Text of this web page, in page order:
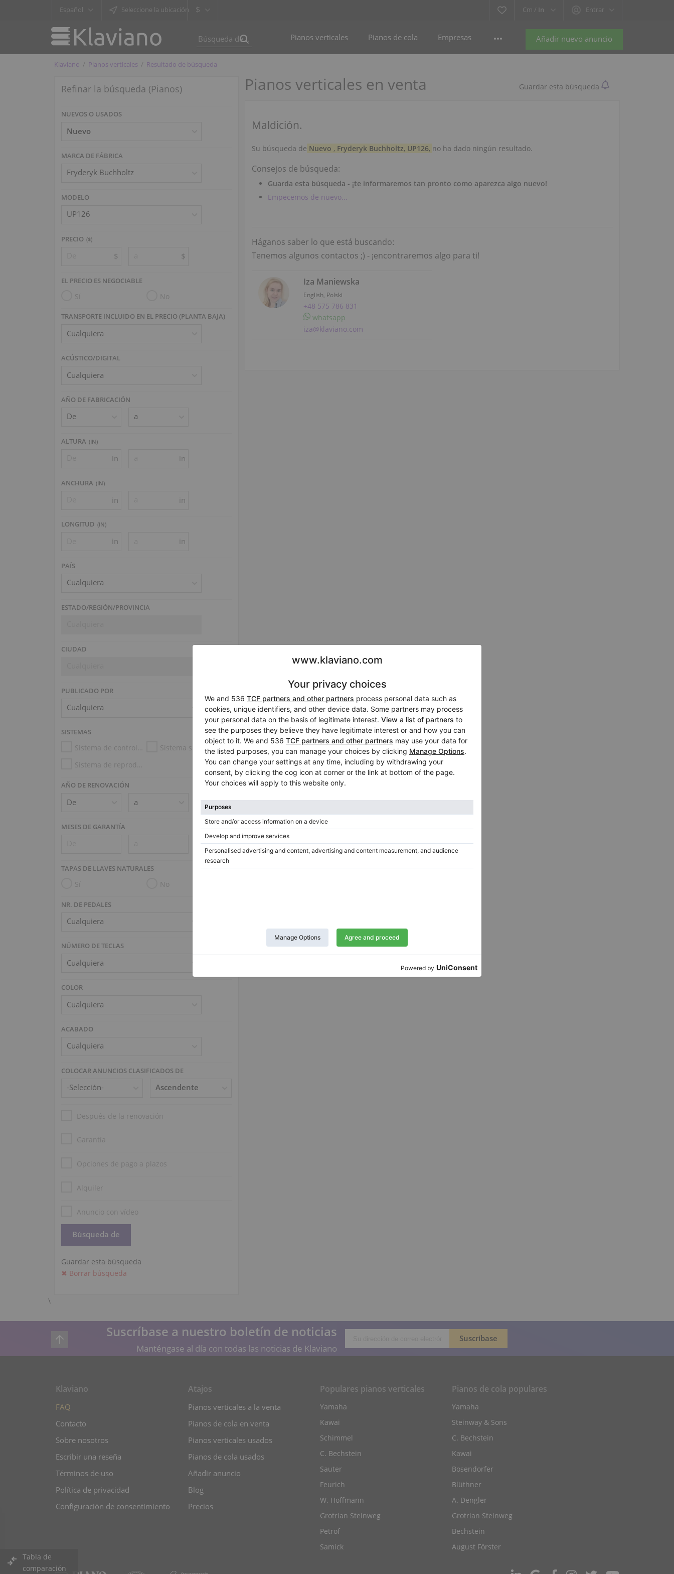
Español Seleccione la ubicación $ Cm / In Entrar
Añadir nuevo anuncio
Pianos verticales Pianos de cola Empresas
Klaviano Pianos verticales Resultado de búsqueda
Refinar la búsqueda (Pianos)
NUEVOS O USADOS
MARCA DE FÁBRICA
Fryderyk Buchholtz
MODELO
UP126
PRECIO ($)
$ $
EL PRECIO ES NEGOCIABLE
Sí No
TRANSPORTE INCLUIDO EN EL PRECIO (PLANTA BAJA)
ACÚSTICO/DIGITAL
AÑO DE FABRICACIÓN
ALTURA (IN)
in in
ANCHURA (IN)
in in
LONGITUD (IN)
in in
PAÍS
Cualquiera
ESTADO/REGIÓN/PROVINCIA
CIUDAD
PUBLICADO POR
SISTEMAS
Sistema de control de la humedad
Sistema silencioso
Sistema de reproducción (e.g. Disklavier, PianoDisc)
AÑO DE RENOVACIÓN
MESES DE GARANTÍA
TAPAS DE LLAVES NATURALES
Sí No
NR. DE PEDALES
NÚMERO DE TECLAS
COLOR
ACABADO
COLOCAR ANUNCIOS CLASIFICADOS DE
Después de la renovación
Garantía
Opciones de pago a plazos
Alquiler
Anuncio con vídeo
Guardar esta búsqueda
✖ Borrar búsqueda
\
Pianos verticales en venta Guardar esta búsqueda
Maldición.
Su búsqueda de Nuevo , Fryderyk Buchholtz, UP126, no ha dado ningún resultado.
Consejos de búsqueda:
Guarda esta búsqueda - ¡te informaremos tan pronto como aparezca algo nuevo!
Empecemos de nuevo...
Háganos saber lo que está buscando:
Tenemos algunos contactos ;) - ¡encontraremos algo para ti!
Iza Maniewska
English, Polski
+48 575 786 831
whatsapp
iza@klaviano.com
Suscríbase a nuestro boletín de noticias
Manténgase al día con todas las noticias de Klaviano
Klaviano
FAQ
Contacto
Sobre nosotros
Escribir una reseña
Términos de uso
Política de privacidad
Configuración de consentimiento
Atajos
Pianos verticales a la venta
Pianos de cola en venta
Pianos verticales usados
Pianos de cola usados
Añadir anuncio
Blog
Precios
Populares pianos verticales
Yamaha
Kawai
Schimmel
C. Bechstein
Sauter
Feurich
W. Hoffmann
Grotrian Steinweg
Petrof
Samick
Pianos de cola populares
Yamaha
Steinway & Sons
C. Bechstein
Kawai
Bosendorfer
Blüthner
A. Dengler
Grotrian Steinweg
Bechstein
August Förster
Tabla de
comparación